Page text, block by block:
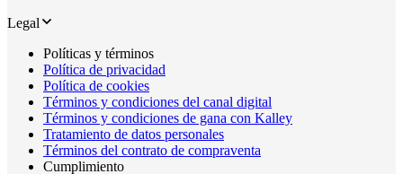
Legal
Políticas y términos
Política de privacidad
Política de cookies
Términos y condiciones del canal digital
Términos y condiciones de gana con Kalley
Tratamiento de datos personales
Términos del contrato de compraventa
Cumplimiento